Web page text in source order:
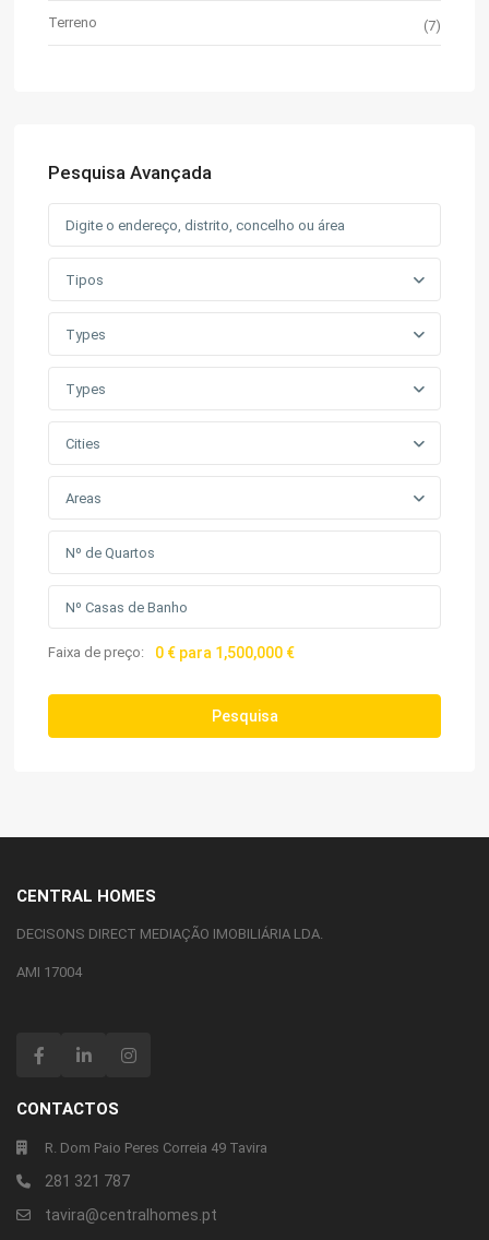
Terreno (7)
Pesquisa Avançada
Tipos
Types
Types
Cities
Areas
Faixa de preço: 0 € para 1,500,000 €
Pesquisa
CENTRAL HOMES
DECISONS DIRECT MEDIAÇÃO IMOBILIÁRIA LDA.
AMI 17004
CONTACTOS
R. Dom Paio Peres Correia 49 Tavira
281 321 787
tavira@centralhomes.pt